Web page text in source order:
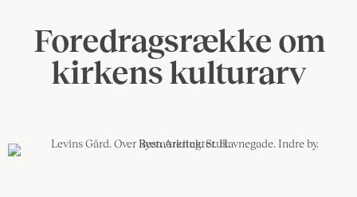
Foredragsrække om
kirkens kulturarv